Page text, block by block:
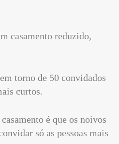
casamento reduzido,
torno de 50 convidados
curtos.
é que os noivos
só as pessoas mais